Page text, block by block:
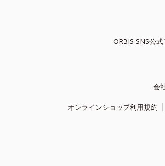
ORBIS SNS公式
会
オンラインショップ利用規約